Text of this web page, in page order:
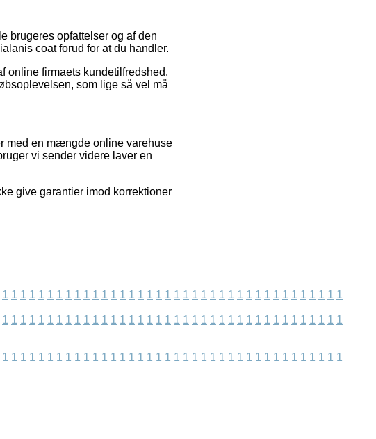
brugeres opfattelser og af den
coat forud for at du handler.
online firmaets kundetilfredshed.
som lige så vel må
med en mængde online varehuse
vi sender videre laver en
give garantier imod korrektioner
1 1 1 1 1 1 1 1 1 1 1 1 1 1 1 1 1 1 1 1 1 1 1 1 1 1 1 1 1 1 1 1 1 1 1 1 1 1
1 1 1 1 1 1 1 1 1 1 1 1 1 1 1 1 1 1 1 1 1 1 1 1 1 1 1 1 1 1 1 1 1 1 1 1 1 1
1 1 1 1 1 1 1 1 1 1 1 1 1 1 1 1 1 1 1 1 1 1 1 1 1 1 1 1 1 1 1 1 1 1 1 1 1 1